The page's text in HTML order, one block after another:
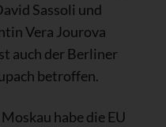
Sassoli und
Vera Jourova
auch der Berliner
betroffen.
habe die EU